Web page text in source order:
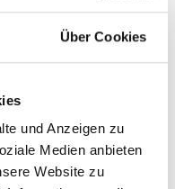
Über Cookies
und Anzeigen zu
Medien anbieten
Website zu
getragen wird –
anderen Staaten und